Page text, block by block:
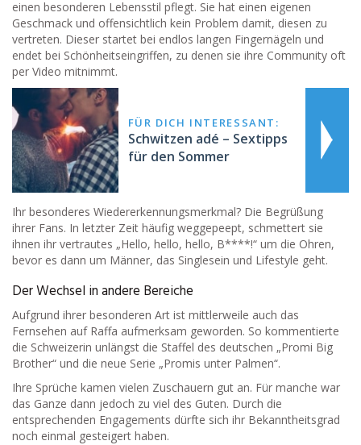
einen besonderen Lebensstil pflegt. Sie hat einen eigenen
Geschmack und offensichtlich kein Problem damit, diesen zu
vertreten. Dieser startet bei endlos langen Fingernägeln und
endet bei Schönheitseingriffen, zu denen sie ihre Community oft
per Video mitnimmt.
FÜR DICH INTERESSANT:
Schwitzen adé – Sextipps
für den Sommer
Ihr besonderes Wiedererkennungsmerkmal? Die Begrüßung
ihrer Fans. In letzter Zeit häufig weggepeept, schmettert sie
ihnen ihr vertrautes „Hello, hello, hello, B****!“ um die Ohren,
bevor es dann um Männer, das Singlesein und Lifestyle geht.
Der Wechsel in andere Bereiche
Aufgrund ihrer besonderen Art ist mittlerweile auch das
Fernsehen auf Raffa aufmerksam geworden. So kommentierte
die Schweizerin unlängst die Staffel des deutschen „Promi Big
Brother“ und die neue Serie „Promis unter Palmen“.
Ihre Sprüche kamen vielen Zuschauern gut an. Für manche war
das Ganze dann jedoch zu viel des Guten. Durch die
entsprechenden Engagements dürfte sich ihr Bekanntheitsgrad
noch einmal gesteigert haben.